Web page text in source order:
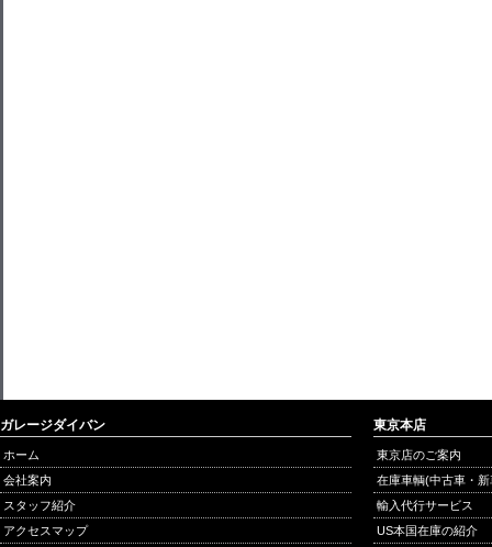
ガレージダイバン
ホーム
会社案内
スタッフ紹介
アクセスマップ
東京本店
東京店のご案内
在庫車輌(中古車・
輸入代行サービス
US本国在庫の紹介